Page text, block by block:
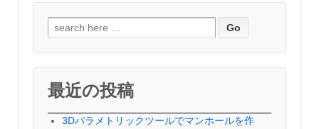
索
対
象:
最近の投稿
3Dパラメトリックツールでマンホールを作